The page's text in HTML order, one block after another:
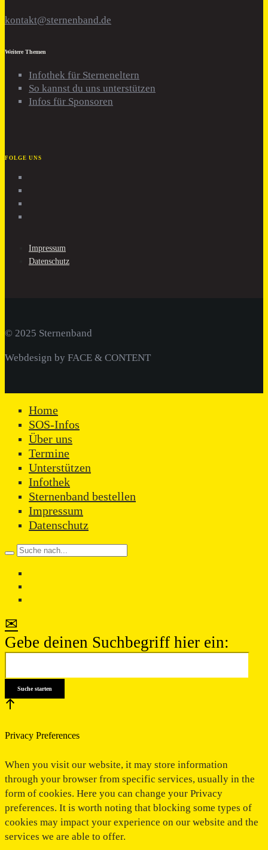
kontakt@sternenband.de
Weitere Themen
Infothek für Sterneneltern
So kannst du uns unterstützen
Infos für Sponsoren
FOLGE UNS
Impressum
Datenschutz
© 2025 Sternenband
Webdesign by FACE & CONTENT
Close
Menu
Home
SOS-Infos
Über uns
Termine
Unterstützen
Infothek
Sternenband bestellen
Impressum
Datenschutz
✉
Gebe deinen Suchbegriff hier ein:
Privacy Preferences
When you visit our website, it may store information
through your browser from specific services, usually in the
form of cookies. Here you can change your Privacy
preferences. It is worth noting that blocking some types of
cookies may impact your experience on our website and the
services we are able to offer.